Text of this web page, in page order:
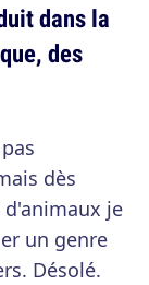
dans la
des
dès
je
un genre
Désolé.